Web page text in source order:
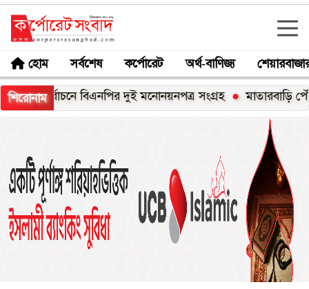
হোম সর্বশেষ কর্পোরেট অর্থ-বাণিজ্য
শিরোনাম
নির্বাচনে বিএনপির দুই মনোনয়নপত্র সংগ্রহ মাতারবাড়ি পৌঁছেছেন